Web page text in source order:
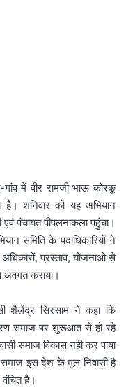
में वीर रामजी भाऊ कोरकू
है। शनिवार को यह अभियान
पंचायत पीपलनाकला पहुंचा।
समिति के पदाधिकारियों ने
अधिकारों, प्रस्ताव, योजनाओ से
अवगत कराया।
शैलेंद्र सिरसाम ने कहा कि
समाज पर शुरूआत से हो रहे
समाज विकास नही कर पाया
समाज इस देश के मूल निवासी है
है।